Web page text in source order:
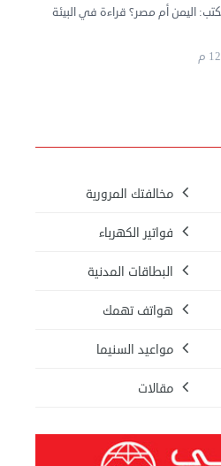
اليمن أم مصر؟ قراءة في البيئة
مخالفتك المرورية
فواتير الكهرباء
البطاقات المدنية
هواتف تهمك
مواعيد السنيما
مقالات